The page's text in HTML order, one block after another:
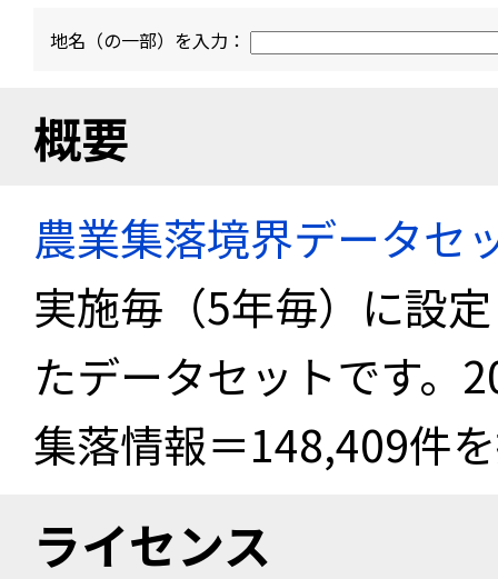
地名（の一部）を入力：
概要
農業集落境界データセ
実施毎（5年毎）に設
たデータセットです。
集落情報＝148,409件
ライセンス